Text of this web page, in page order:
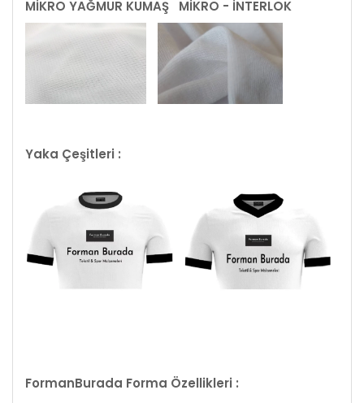
MİKRO YAĞMUR KUMAŞ MİKRO - İNTERLOK
Yaka Çeşitleri :
FormanBurada Forma Özellikleri :